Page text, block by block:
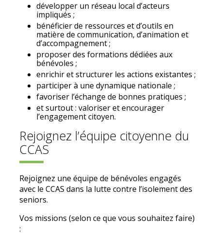
développer un réseau local d’acteurs
impliqués ;
bénéficier de ressources et d’outils en
matière de communication, d’animation et
d’accompagnement ;
proposer des formations dédiées aux
bénévoles ;
enrichir et structurer les actions existantes ;
participerà une dynamique nationale ;
favoriser l’échange de bonnes pratiques ;
et surtout : valoriser et encourager
l’engagement citoyen.
Rejoignez l’équipe citoyenne du
CCAS
Rejoignez une équipe de bénévoles engagés
avec le CCAS dans la lutte contre l’isolement des
seniors.
Vos missions (selon ce que vous souhaitez faire)
: